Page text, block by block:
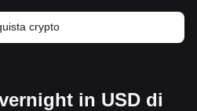
crypto
in USD di